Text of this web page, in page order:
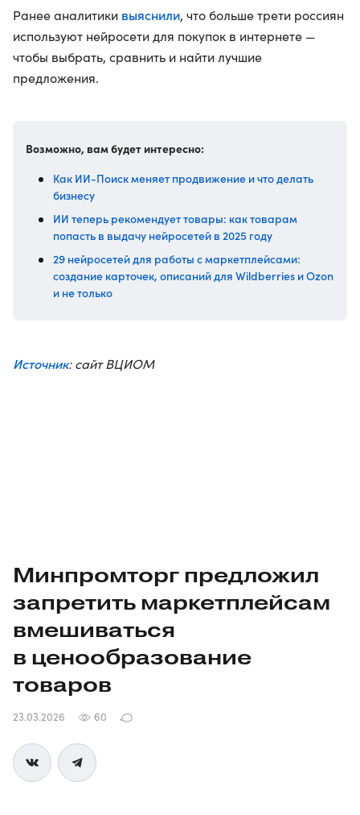
Ранее аналитики выяснили, что больше трети россиян
используют нейросети для покупок в интернете —
чтобы выбрать, сравнить и найти лучшие
предложения.
Возможно, вам будет интересно:
Как ИИ-Поиск меняет продвижение и что делать
бизнесу
ИИ теперь рекомендует товары: как товарам
попасть в выдачу нейросетей в 2025 году
29 нейросетей для работы с маркетплейсами:
создание карточек, описаний для Wildberries и Ozon
и не только
Источник: сайт ВЦИОМ
Минпромторг предложил
запретить маркетплейсам
вмешиваться
в ценообразование
товаров
23.03.2026 60